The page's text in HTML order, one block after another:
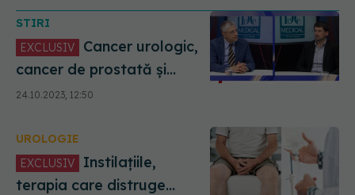
STIRI
EXCLUSIV
cancer de prostată și
cancer renal. Bogdan
Gabriel Pârlițeanu
și DC News
24.10.2023, 12:50
UROLOGIE
EXCLUSIV
terapia care distruge